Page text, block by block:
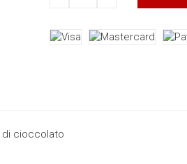
di cioccolato